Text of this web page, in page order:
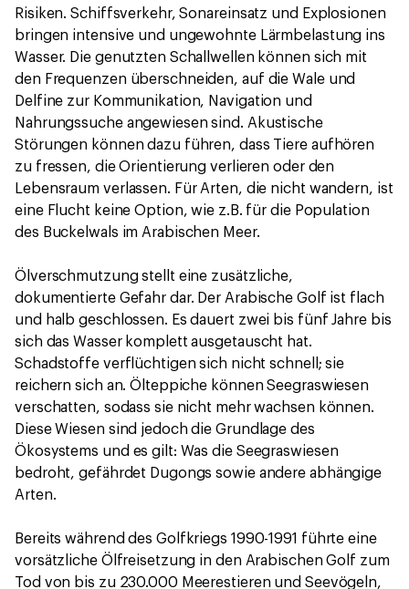
Risiken. Schiffsverkehr, Sonareinsatz und Explosionen
bringen intensive und ungewohnte Lärmbelastung ins
Wasser. Die genutzten Schallwellen können sich mit
den Frequenzen überschneiden, auf die Wale und
Delfine zur Kommunikation, Navigation und
Nahrungssuche angewiesen sind. Akustische
Störungen können dazu führen, dass Tiere aufhören
zu fressen, die Orientierung verlieren oder den
Lebensraum verlassen. Für Arten, die nicht wandern, ist
eine Flucht keine Option, wie z.B. für die Population
des Buckelwals im Arabischen Meer.
Ölverschmutzung stellt eine zusätzliche,
dokumentierte Gefahr dar. Der Arabische Golf ist flach
und halb geschlossen. Es dauert zwei bis fünf Jahre bis
sich das Wasser komplett ausgetauscht hat.
Schadstoffe verflüchtigen sich nicht schnell; sie
reichern sich an. Ölteppiche können Seegraswiesen
verschatten, sodass sie nicht mehr wachsen können.
Diese Wiesen sind jedoch die Grundlage des
Ökosystems und es gilt: Was die Seegraswiesen
bedroht, gefährdet Dugongs sowie andere abhängige
Arten.
Bereits während des Golfkriegs 1990-1991 führte eine
vorsätzliche Ölfreisetzung in den Arabischen Golf zum
Tod von bis zu 230.000 Meerestieren und Seevögeln,